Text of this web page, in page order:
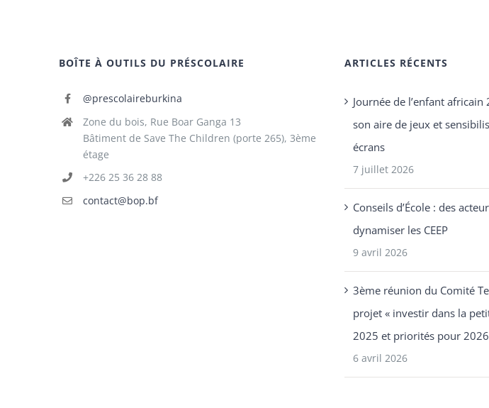
BOÎTE À OUTILS DU PRÉSCOLAIRE
@prescolaireburkina
Zone du bois, Rue Boar Ganga 13
Bâtiment de Save The Children (porte 265), 3ème
étage
+226 25 36 28 88
contact@bop.bf
ARTICLES RÉCENTS
Journée de l’enfant
son aire de jeux et
écrans
7 juillet 2026
Conseils d’École : des
dynamiser les CEEP
9 avril 2026
3ème réunion du Comité
projet « investir dans la
2025 et priorités pour 2026
6 avril 2026